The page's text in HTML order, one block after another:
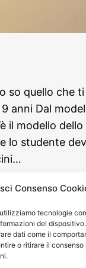
Consenso
tecnologie
del
dati come il
o ritirare il
so quello che
anni Dal
il modello
lo studente